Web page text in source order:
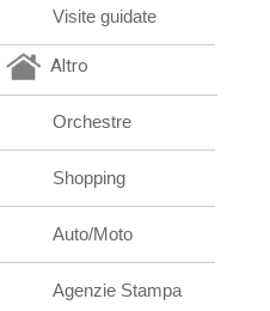
Visite guidate
Altro
Orchestre
Shopping
Auto/Moto
Agenzie Stampa